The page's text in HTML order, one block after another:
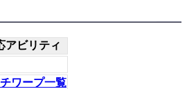
アビリティ
ワープ一覧